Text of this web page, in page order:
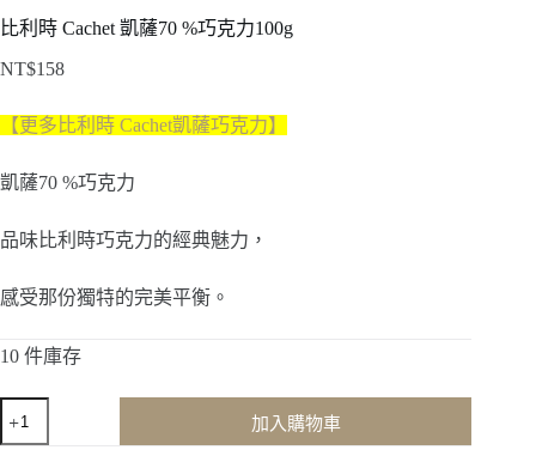
比利時 Cachet 凱薩70 %巧克力100g
NT$158
【更多比利時 Cachet凱薩巧克力】
凱薩70 %巧克力
品味比利時巧克力的經典魅力，
感受那份獨特的完美平衡。
10 件庫存
加入購物車